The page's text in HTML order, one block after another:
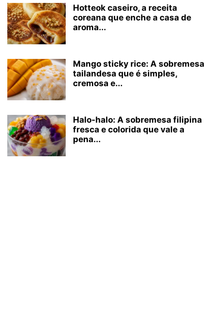
Hotteok caseiro, a receita
coreana que enche a casa de
aroma...
Mango sticky rice: A sobremesa
tailandesa que é simples,
cremosa e...
Halo-halo: A sobremesa filipina
fresca e colorida que vale a
pena...